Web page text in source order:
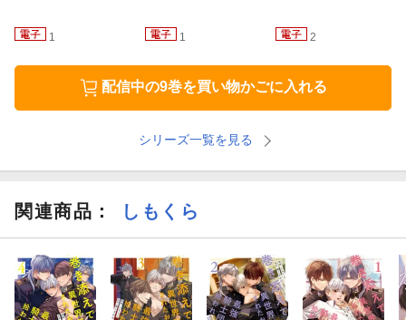
1 1 2
配信中の9巻を買い物かごに入れる
シリーズ一覧を見る
関連商品 ： しもくら